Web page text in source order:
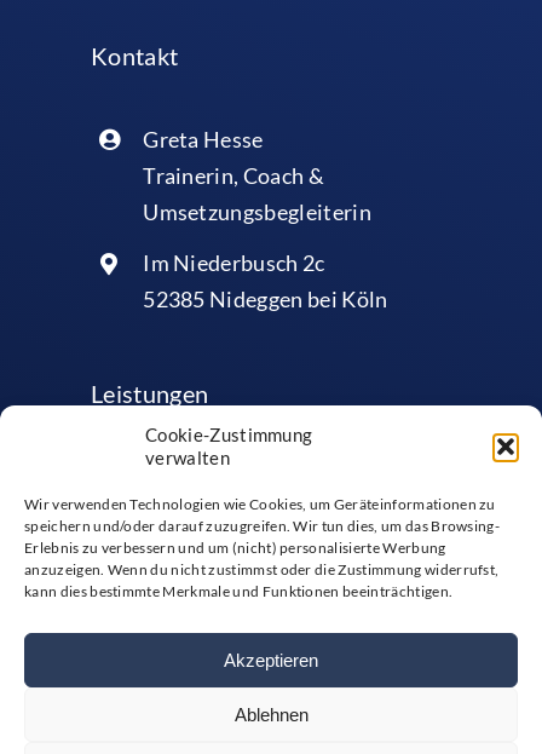
Cookie-Zustimmung
verwalten
Wir verwenden Technologien wie Cookies, um Geräteinformationen zu
speichern und/oder darauf zuzugreifen. Wir tun dies, um das Browsing-
Erlebnis zu verbessern und um (nicht) personalisierte Werbung
anzuzeigen. Wenn du nicht zustimmst oder die Zustimmung widerrufst,
kann dies bestimmte Merkmale und Funktionen beeinträchtigen.
Akzeptieren
Ablehnen
Kontakt
Greta Hesse
Trainerin, Coach &
Umsetzungsbegleiterin
Im Niederbusch 2c
52385 Nideggen bei Köln
Leistungen
EIK®-Sales
EIK®-Emotionscoaching
Datenschutzerklärung